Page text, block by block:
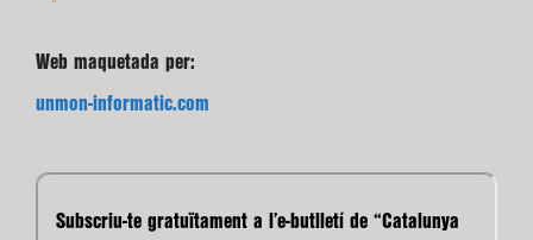
Web maquetada per:
unmon-informatic.com
Subscriu-te gratuïtament a l’e-butlletí de “Catalunya